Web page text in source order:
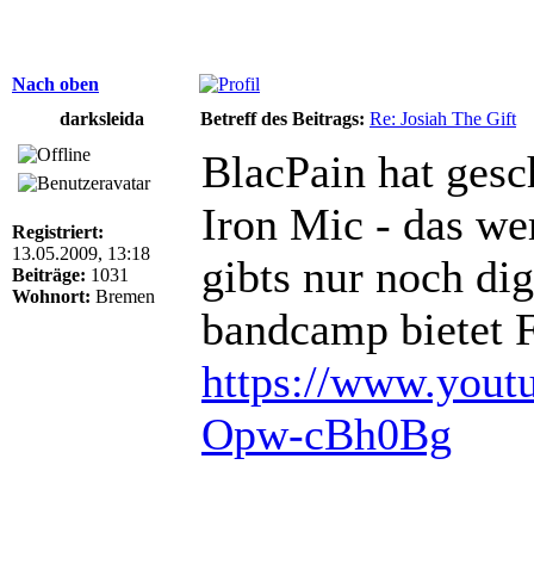
Nach oben
darksleida
Betreff des Beitrags: Re: Josiah The Gift
Registriert:
13.05.2009, 13:18
Beiträge: 1031
Wohnort: Bremen
BlacPain hat
Iron Mic - das
gibts nur noch
bandcamp bietet
https://
Opw-cBh0Bg